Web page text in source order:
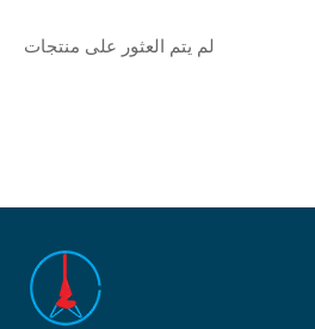
لم يتم العثور على منتجات